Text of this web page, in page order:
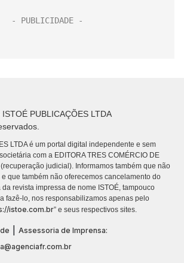
PUBLICAÇÕES LTDA
LTDA é um portal digital independente e sem
com a EDITORA TRES COMÉRCIO DE
(recuperação judicial). Informamos também que não
que também não oferecemos cancelamento do
revista impressa de nome ISTOÉ, tampouco
fazê-lo, nos responsabilizamos apenas pelo
istoe.com.br” e seus respectivos sites.
Assessoria de Imprensa: